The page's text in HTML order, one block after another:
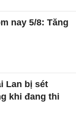
nay 5/8: Tăng
Lan bị sét
khi đang thi